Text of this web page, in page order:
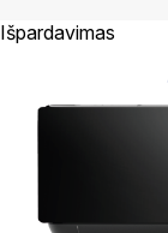
Išpardavimas